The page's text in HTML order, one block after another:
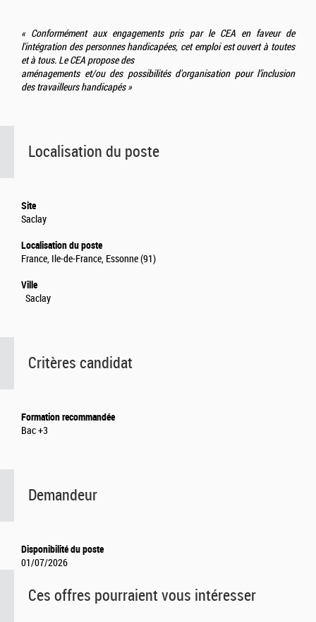
« Conformément aux engagements pris par le CEA en faveur de
l'intégration des personnes handicapées, cet emploi est ouvert à toutes
et à tous. Le CEA propose des
aménagements et/ou des possibilités d'organisation pour l’inclusion
des travailleurs handicapés »
Localisation du poste
Site
Saclay
Localisation du poste
France, Ile-de-France, Essonne (91)
Ville
Saclay
Critères candidat
Formation recommandée
Bac +3
Demandeur
Disponibilité du poste
01/07/2026
Ces offres pourraient vous intéresser